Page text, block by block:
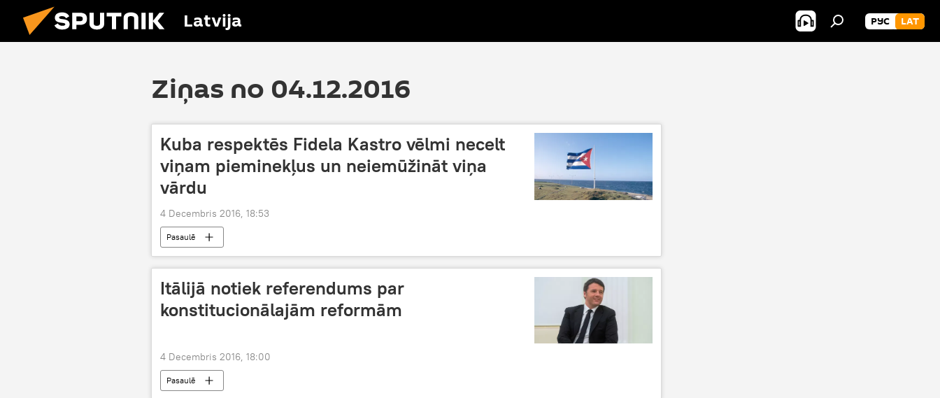
Latvija РУС LAT
Ziņas no 04.12.2016
Kuba respektēs Fidela Kastro vēlmi necelt
viņam pieminekļus un neiemūžināt viņa
vārdu
4 Decembris 2016, 18:53
Pasaulē
Itālijā notiek referendums par
konstitucionālajām reformām
4 Decembris 2016, 18:00
Pasaulē